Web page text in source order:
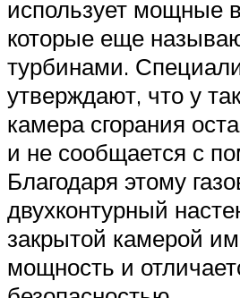
использует мощные
которые еще
турбинами.
утверждают, что у
камера сгорания
и не сообщается с
Благодаря этому
двухконтурный
закрытой камерой
мощность и